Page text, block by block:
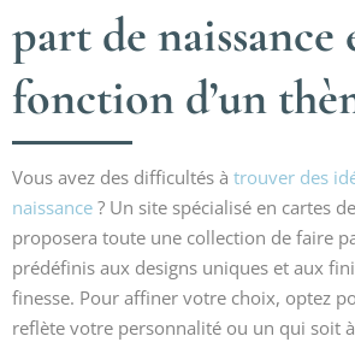
part de naissance
fonction d’un
Vous avez des difficultés à trouver des
naissance ? Un site spécialisé en cartes
proposera toute une collection de faire
prédéfinis aux designs uniques et aux
finesse. Pour affiner votre choix, optez
reflète votre personnalité ou un qui soit à